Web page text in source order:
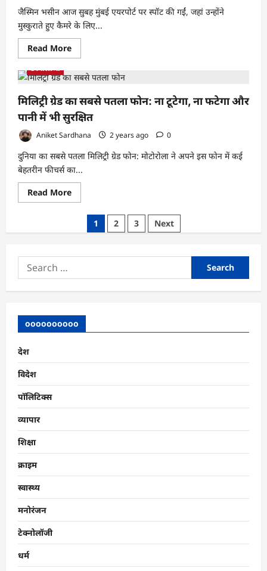
जैस्मिन भसीन आज सुबह मुंबई एयरपोर्ट पर स्पॉट की गईं, जहां उन्होंने
मुस्कुराते हुए कैमरे के लिए...
Read MoreRead
more
कॉर्नियल
डैमेज
बाद
काम
पर
लौटीं
जैस्मिन
भसीन,
उतारकर
आंखों
की
स्थिति
टेक्नोलॉजी
मिलिट्री ग्रेड का सबसे पतला फोन: ना टूटेगा, ना फटेगा और
पानी में भी सुरक्षित
Aniket Sardhana 2 years ago 0
दुनिया का सबसे पतला मिलिट्री ग्रेड फोन: मोटोरोला ने अपने इस फोन में कई
बेहतरीन फीचर्स का...
Read MoreRead
more
मिलिट्री
का
फोन:
फटेगा
में
भी
सुरक्षित
1 2 3 Next
Search
for:
oooooooooo
देश
विदेश
पॉलिटिक्स
व्यापार
शिक्षा
क्राइम
स्वास्थ्य
मनोरंजन
टेक्नोलॉजी
धर्म